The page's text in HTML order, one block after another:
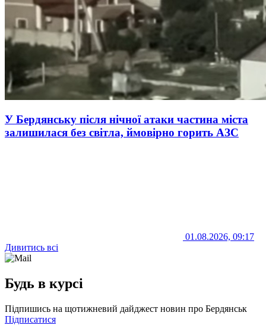
У Бердянську після нічної атаки частина міста
залишилася без світла, ймовірно горить АЗС
01.08.2026, 09:17
Дивитись всі
Будь в курсі
Підпишись на щотижневий дайджест новин про Бердянськ
Підписатися